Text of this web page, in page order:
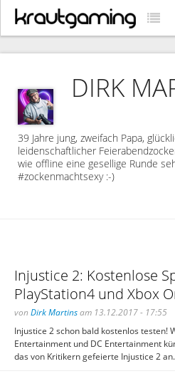
DIRK
39 Jahre jung, zweifach Papa,
leidenschaftlicher
wie offline eine gesellige Runde
#zockenmachtsexy :-)
Injustice 2: Kostenlose
PlayStation4 und Xbox
von Dirk Martinsam 13.12.2017 - 17:55
Injustice 2 schon bald kostenlos testen!
Entertainment und DC Entertainment
das von Kritikern gefeierte Injustice 2 an.